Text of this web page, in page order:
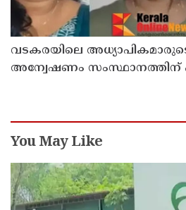
വടകരയിലെ
അന്വേഷണം സംസ്ഥാനത്തിന്
You May Like